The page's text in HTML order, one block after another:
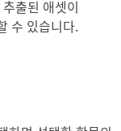
출된 애셋이
수 있습니다.